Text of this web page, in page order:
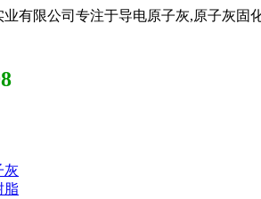
有限公司专注于导电原子灰,原子灰固
灰
脂